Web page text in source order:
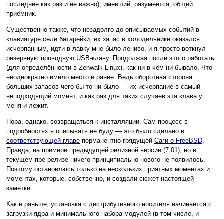
последнее как раз и не важно), имевший, разумеется, общий
приёмник.
Существенно также, что незадолго до описываемых событий в
клавиатуре сели батарейки, их запас в холодильнике оказался
исчерпанным, идти в лавку мне было лениво, и я просто воткнул
резервную проводную USB-клаву. Продолжая после этого работать
(для определённости в Zenwalk Linux), как ни в чём ни бывало. Что
неоднократно имело место и ранее. Ведь оборотная сторона
больших запасов чего бы то ни было — их исчерпание в самый
неподходящий момент, и как раз для таких случаев эта клава у
меня и лежит.
Пора, однако, возвращаться к инсталляции. Сам процесс в
подробностях я описывать не буду — это было сделано в
соответствующей главе перманентно грядущей Саги о FreeBSD.
Правда, на примере предыдущей релизной версии (7.01), но в
текущем пре-релизе ничего принципиально нового не появилось.
Поэтому остановлюсь только на нескольких приятных моментах и
моментах, которые, собственно, и создали сюжет настоящей
заметки.
Как и раньше, установка с дистрибутивного носителя начинается с
загрузки ядра и минимального набора модулей (в том числе, и